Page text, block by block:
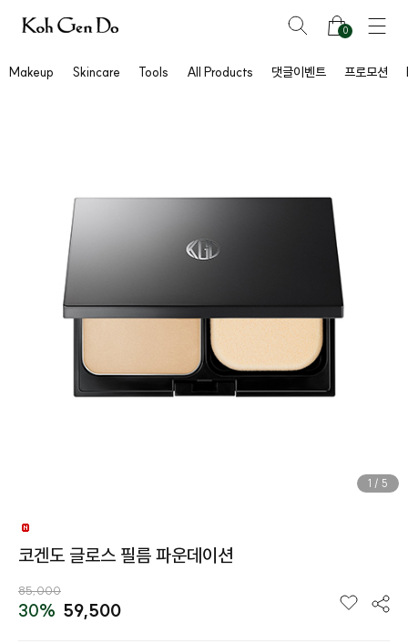
0
Makeup Skincare Tools All Products 댓글이벤트 프로모션
1 / 5
코겐도 글로스 필름 파운데이션
85,000
30% 59,500